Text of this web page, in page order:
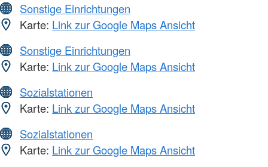
Sonstige Einrichtungen
Karte: Link zur Google Maps Ansicht
Sonstige Einrichtungen
Karte: Link zur Google Maps Ansicht
Sozialstationen
Karte: Link zur Google Maps Ansicht
Sozialstationen
Karte: Link zur Google Maps Ansicht